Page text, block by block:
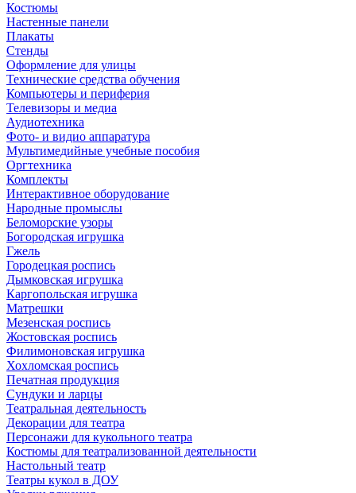
Костюмы
Настенные панели
Плакаты
Стенды
Оформление для улицы
Технические средства обучения
Компьютеры и периферия
Телевизоры и медиа
Аудиотехника
Фото- и видио аппаратура
Мультимедийные учебные пособия
Оргтехника
Комплекты
Интерактивное оборудование
Народные промыслы
Беломорские узоры
Богородская игрушка
Гжель
Городецкая роспись
Дымковская игрушка
Каргопольская игрушка
Матрешки
Мезенская роспись
Жостовская роспись
Филимоновская игрушка
Хохломская роспись
Печатная продукция
Сундуки и ларцы
Театральная деятельность
Декорации для театра
Персонажи для кукольного театра
Костюмы для театрализованной деятельности
Настольный театр
Театры кукол в ДОУ